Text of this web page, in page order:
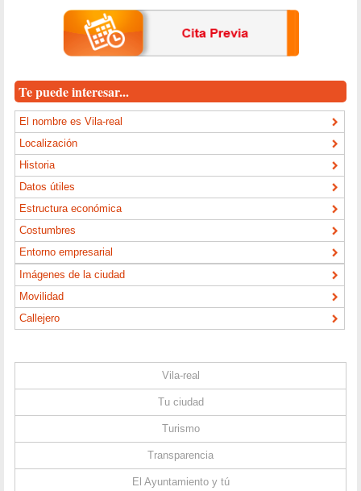
Te puede interesar...
El nombre es Vila-real
Localización
Historia
Datos útiles
Estructura económica
Costumbres
Entorno empresarial
Imágenes de la ciudad
Movilidad
Callejero
Vila-real
Tu ciudad
Turismo
Transparencia
El Ayuntamiento y tú